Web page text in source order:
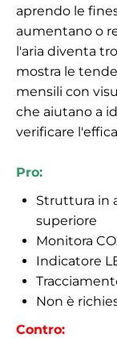
aprendo le
aumentano o
l'aria diventa
mostra le
mensili con
che aiutano a
verificare
Pro:
Struttura in
superiore
Monitora
Indicatore
Non è
Contro: